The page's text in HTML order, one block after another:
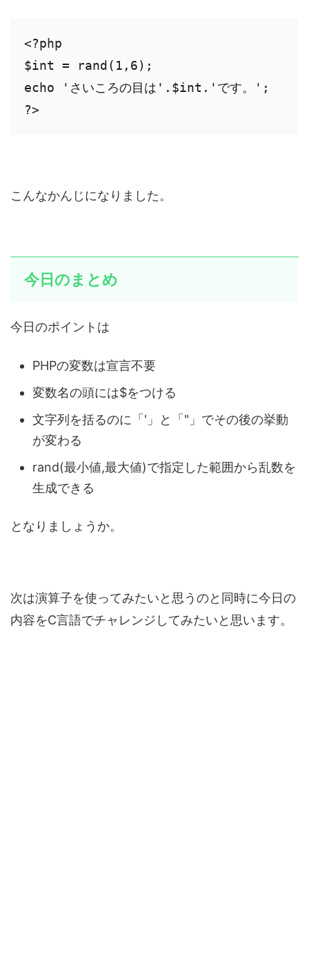
<?php
$int = rand(1,6);
echo 'さいころの目は'.$int.'です。';
?>
こんなかんじになりました。
今日のまとめ
今日のポイントは
PHPの変数は宣言不要
変数名の頭には$をつける
文字列を括るのに「'」と「"」でその後の挙動
が変わる
rand(最小値,最大値)で指定した範囲から乱数を
生成できる
となりましょうか。
次は演算子を使ってみたいと思うのと同時に今日の
内容をC言語でチャレンジしてみたいと思います。